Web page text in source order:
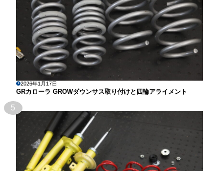
2026年1月17日
GRカローラ GROWダウンサス取り付けと四輪アライメント
5